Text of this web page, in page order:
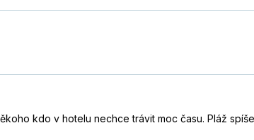
kdo v hotelu nechce trávit moc času. Pláž